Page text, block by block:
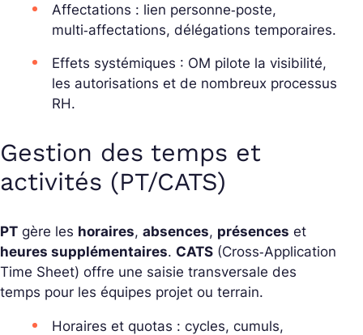
Affectations : lien personne‑poste,
multi‑affectations, délégations temporaires.
Effets systémiques : OM pilote la visibilité,
les autorisations et de nombreux processus
RH.
Gestion des temps et
activités (PT/CATS)
PT gère les horaires, absences, présences et
heures supplémentaires. CATS (Cross‑Application
Time Sheet) offre une saisie transversale des
temps pour les équipes projet ou terrain.
Horaires et quotas : cycles, cumuls,